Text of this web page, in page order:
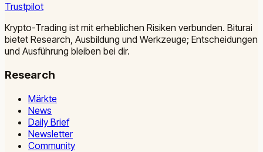
Trustpilot
Krypto-Trading ist mit erheblichen Risiken verbunden. Biturai
bietet Research, Ausbildung und Werkzeuge; Entscheidungen
und Ausführung bleiben bei dir.
Research
Märkte
News
Daily Brief
Newsletter
Community